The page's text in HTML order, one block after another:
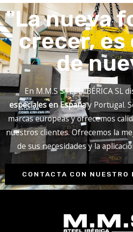
"La nueva
crecer,
de
En M.M.S STEEL IBÉRICA SL
especiales en Españay Portugal.
marcas europeas y ofrecemos
nuestros clientes. Ofrecemos la
de sus necesidades y la
CONTACTA CON NUESTRO